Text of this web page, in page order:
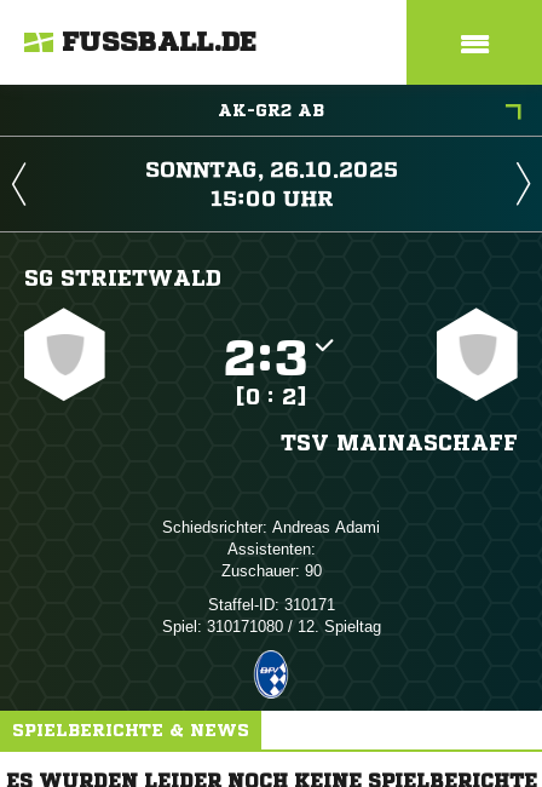
FUSSBALL.DE
AK-GR2 AB
 
 
SG STRIETWALD
:
[0 : 2]
TSV MAINASCHAFF
Schiedsrichter:  
Assistenten:
Zuschauer: 90
Staffel-ID: 310171
Spiel: 310171080 / 12. Spieltag
SPIELBERICHTE & NEWS
ES WURDEN LEIDER NOCH KEINE SPIELBERICHTE